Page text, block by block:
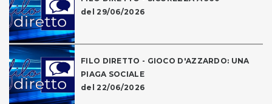
del 29/06/2026
FILO DIRETTO - GIOCO D'AZZARDO: UNA
PIAGA SOCIALE
del 22/06/2026